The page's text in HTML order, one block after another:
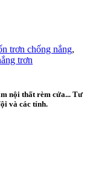
trơn chống nắng,
trơn
nội thất rèm cửa... Tư
và các tỉnh.